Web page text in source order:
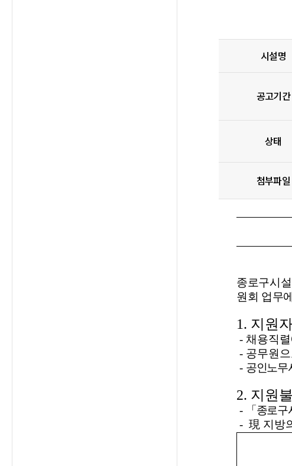
시설명
공고기간
상태
첨부파일
종로구시
원회 업무
1. 지 원
- 채용직
- 공무원
- 공인노무
2. 지원
-
「종로
- 現 지방